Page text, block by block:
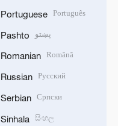
Portuguese Português
Pashto پښتو
Romanian Română
Russian Русский
Serbian Српски
Sinhala සිංහල